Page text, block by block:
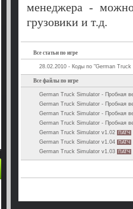
менеджера -
грузовики и т.д.
Все статьи по игре
28.02.2010 - Коды по "German Truck
Все файлы по игре
German Truck Simulator - Пробная
German Truck Simulator - Пробная
German Truck Simulator - Пробная
German Truck Simulator - Пробная
German Truck Simulator v1.02
ПАТЧ
German Truck Simulator v1.04 ПАТЧ
German Truck Simulator v1.03 ПАТЧ